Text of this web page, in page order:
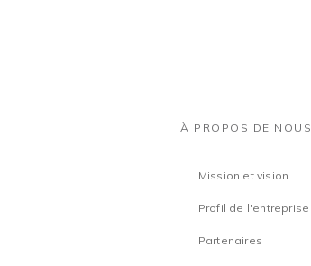
À PROPOS DE NOUS
Mission et vision
Profil de l'entreprise
Partenaires